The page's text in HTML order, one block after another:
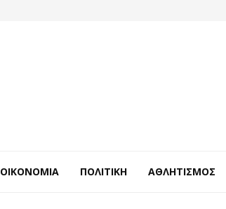
ΟΙΚΟΝΟΜΊΑ ΠΟΛΙΤΙΚΉ ΑΘΛΗΤΙΣΜΌΣ